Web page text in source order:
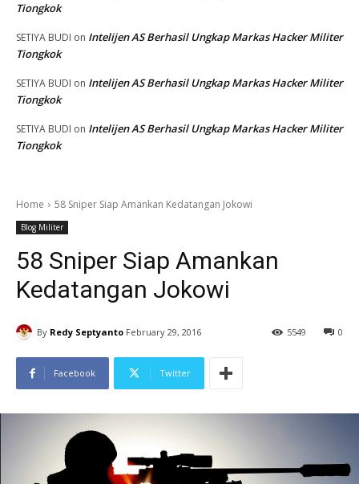
Tiongkok
SETIYA BUDI on Intelijen AS Berhasil Ungkap Markas Hacker Militer
Tiongkok
SETIYA BUDI on Intelijen AS Berhasil Ungkap Markas Hacker Militer
Tiongkok
SETIYA BUDI on Intelijen AS Berhasil Ungkap Markas Hacker Militer
Tiongkok